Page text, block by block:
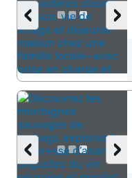
›
‹
›
‹